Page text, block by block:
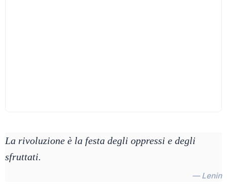
La rivoluzione è la festa degli oppressi e degli
sfruttati.
— Lenin